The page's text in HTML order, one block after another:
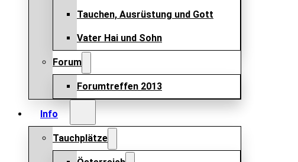
Tauchen, Ausrüstung und Gott
Vater Hai und Sohn
Forum
Forumtreffen 2013
Info
Tauchplätze